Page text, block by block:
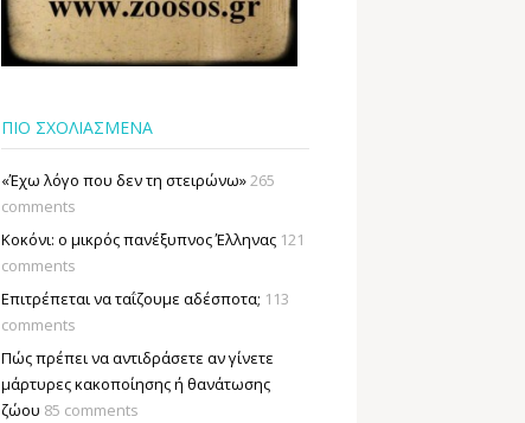
ΠΙΟ ΣΧΟΛΙΑΣΜΕΝΑ
«Έχω λόγο που δεν τη στειρώνω»265
comments
Κοκόνι: ο μικρός πανέξυπνος Έλληνας 121
comments
Επιτρέπεται να ταΐζουµε αδέσποτα; 113
comments
Πώς πρέπει να αντιδράσετε αν γίνετε
μάρτυρες κακοποίησης ή θανάτωσης
ζώου 85 comments